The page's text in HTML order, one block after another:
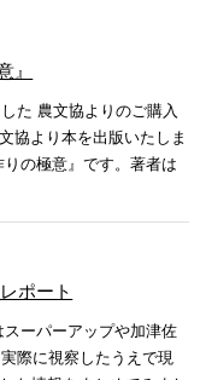
』
た 農文協よりのご購入
協より本を出版いたしま
の極意』です。著者は
ポート
ーパーアップや加津佐
際に視察したうえで現